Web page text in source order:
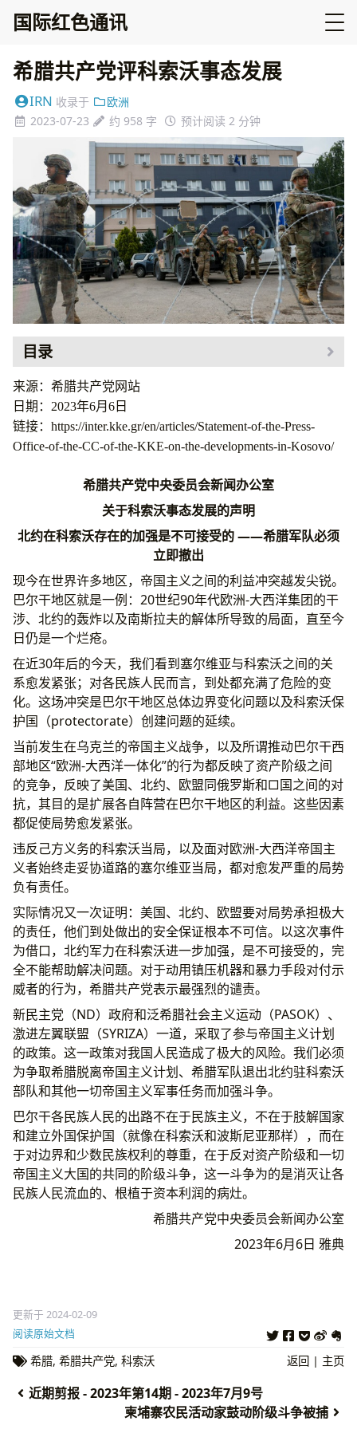
国际红色通讯
希腊共产党评科索沃事态发展
IRN 收录于
欧洲
2023-07-23
约 958 字 预计阅读 2 分钟
目录
来源：希腊共产党网站
日期：2023年6月6日
链接：https://inter.kke.gr/en/articles/Statement-of-the-Press-
Office-of-the-CC-of-the-KKE-on-the-developments-in-Kosovo/
希腊共产党中央委员会新闻办公室
关于科索沃事态发展的声明
北约在科索沃存在的加强是不可接受的 ——希腊军队必须
立即撤出
现今在世界许多地区，帝国主义之间的利益冲突越发尖锐。
巴尔干地区就是一例：20世纪90年代欧洲-大西洋集团的干
涉、北约的轰炸以及南斯拉夫的解体所导致的局面，直至今
日仍是一个烂疮。
在近30年后的今天，我们看到塞尔维亚与科索沃之间的关
系愈发紧张；对各民族人民而言，到处都充满了危险的变
化。这场冲突是巴尔干地区总体边界变化问题以及科索沃保
护国（protectorate）创建问题的延续。
当前发生在乌克兰的帝国主义战争，以及所谓推动巴尔干西
部地区“欧洲-大西洋一体化”的行为都反映了资产阶级之间
的竞争，反映了美国、北约、欧盟同俄罗斯和□国之间的对
抗，其目的是扩展各自阵营在巴尔干地区的利益。这些因素
都促使局势愈发紧张。
违反己方义务的科索沃当局，以及面对欧洲-大西洋帝国主
义者始终走妥协道路的塞尔维亚当局，都对愈发严重的局势
负有责任。
实际情况又一次证明：美国、北约、欧盟要对局势承担极大
的责任，他们到处做出的安全保证根本不可信。以这次事件
为借口，北约军力在科索沃进一步加强，是不可接受的，完
全不能帮助解决问题。对于动用镇压机器和暴力手段对付示
威者的行为，希腊共产党表示最强烈的谴责。
新民主党（ND）政府和泛希腊社会主义运动（PASOK）、
激进左翼联盟（SYRIZA）一道，采取了参与帝国主义计划
的政策。这一政策对我国人民造成了极大的风险。我们必须
为争取希腊脱离帝国主义计划、希腊军队退出北约驻科索沃
部队和其他一切帝国主义军事任务而加强斗争。
巴尔干各民族人民的出路不在于民族主义，不在于肢解国家
和建立外国保护国（就像在科索沃和波斯尼亚那样），而在
于对边界和少数民族权利的尊重，在于反对资产阶级和一切
帝国主义大国的共同的阶级斗争，这一斗争为的是消灭让各
民族人民流血的、根植于资本利润的病灶。
希腊共产党中央委员会新闻办公室
2023年6月6日 雅典
更新于 2024-02-09
阅读原始文档
希腊, 希腊共产党, 科索沃 返回 | 主页
近期剪报 - 2023年第14期 - 2023年7月9号
柬埔寨农民活动家鼓动阶级斗争被捕